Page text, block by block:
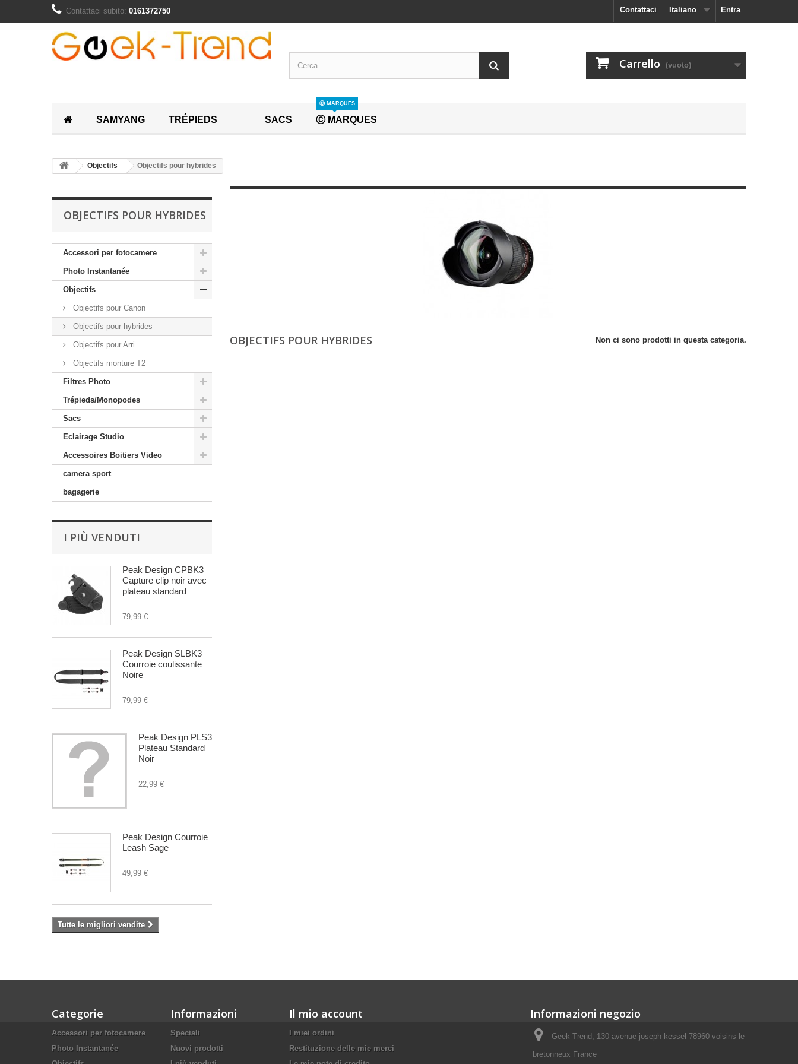
Entra
Italiano
Contattaci
Contattaci subito: 0161372750
Carrello (vuoto)
SAMYANG TRÉPIEDS SACS Ⓒ MARQUES
Ⓒ MARQUES
Objectifs Objectifs pour hybrides
OBJECTIFS POUR HYBRIDES
Accessori per fotocamere
Photo Instantanée
Objectifs
Objectifs pour Canon
Objectifs pour hybrides
Objectifs pour Arri
Objectifs monture T2
Filtres Photo
Trépieds/Monopodes
Sacs
Eclairage Studio
Accessoires Boitiers Video
camera sport
bagagerie
I PIÙ VENDUTI
Peak Design CPBK3
Capture clip noir avec
plateau standard
79,99 €
Peak Design SLBK3
Courroie coulissante
Noire
79,99 €
Peak Design PLS3
Plateau Standard
Noir
22,99 €
Peak Design Courroie
Leash Sage
49,99 €
Tutte le migliori vendite
OBJECTIFS POUR HYBRIDES Non ci sono prodotti in questa categoria.
Categorie
Accessori per fotocamere
Photo Instantanée
Informazioni
Speciali
Nuovi prodotti
Il mio account
I miei ordini
Restituzione delle mie merci
Informazioni negozio
Geek-Trend, 130 avenue joseph kessel 78960 voisins le
bretonneux France